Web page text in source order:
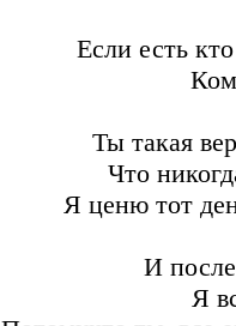
Если есть
Ты такая
Что
Я ценю тот
И
Я